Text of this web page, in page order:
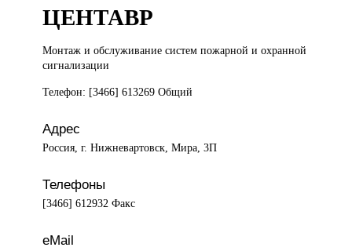
ЦЕНТАВР
Монтаж иобслуживание систем пожарной и охранной
сигнализации
Телефон: [3466] 613269 Общий
Адрес
Россия, г. Нижневартовск, Мира, 3П
Телефоны
[3466] 612932 Факс
eMail